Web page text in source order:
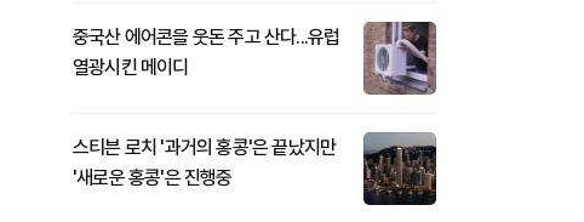
중국산 에어콘을 웃돈 주고 산다...유럽
열광시킨 메이디
스티븐 로치 '과거의 홍콩'은 끝났지만
'새로운 홍콩'은 진행중